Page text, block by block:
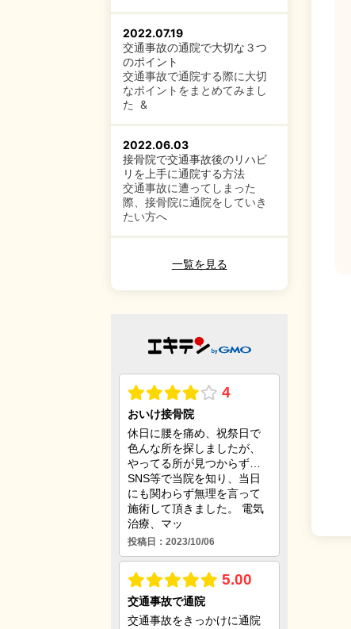
2022.07.19
交通事故の通院で大切な３つ
のポイント
交通事故で通院する際に大切
なポイントをまとめてみまし
た &
2022.06.03
接骨院で交通事故後のリハビ
リを上手に通院する方法
交通事故に遭ってしまった
際、接骨院に通院をしていき
たい方へ
一覧を見る